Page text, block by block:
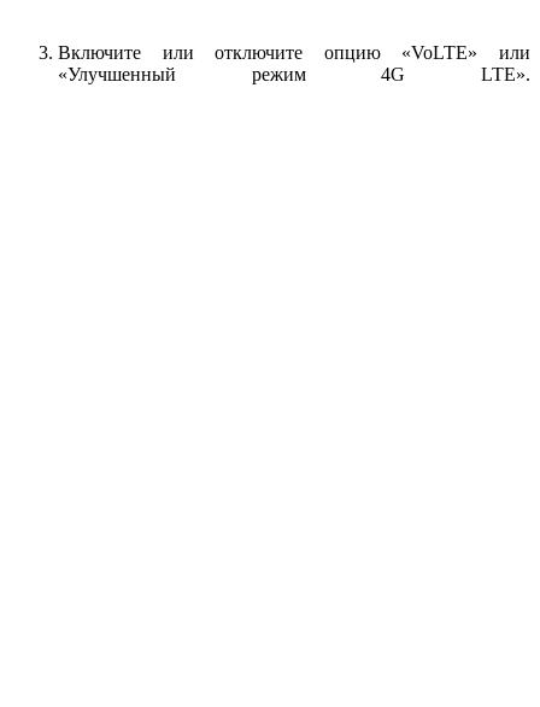
Включите или отключите опцию «VoLTE» или
«Улучшенный режим 4G LTE».